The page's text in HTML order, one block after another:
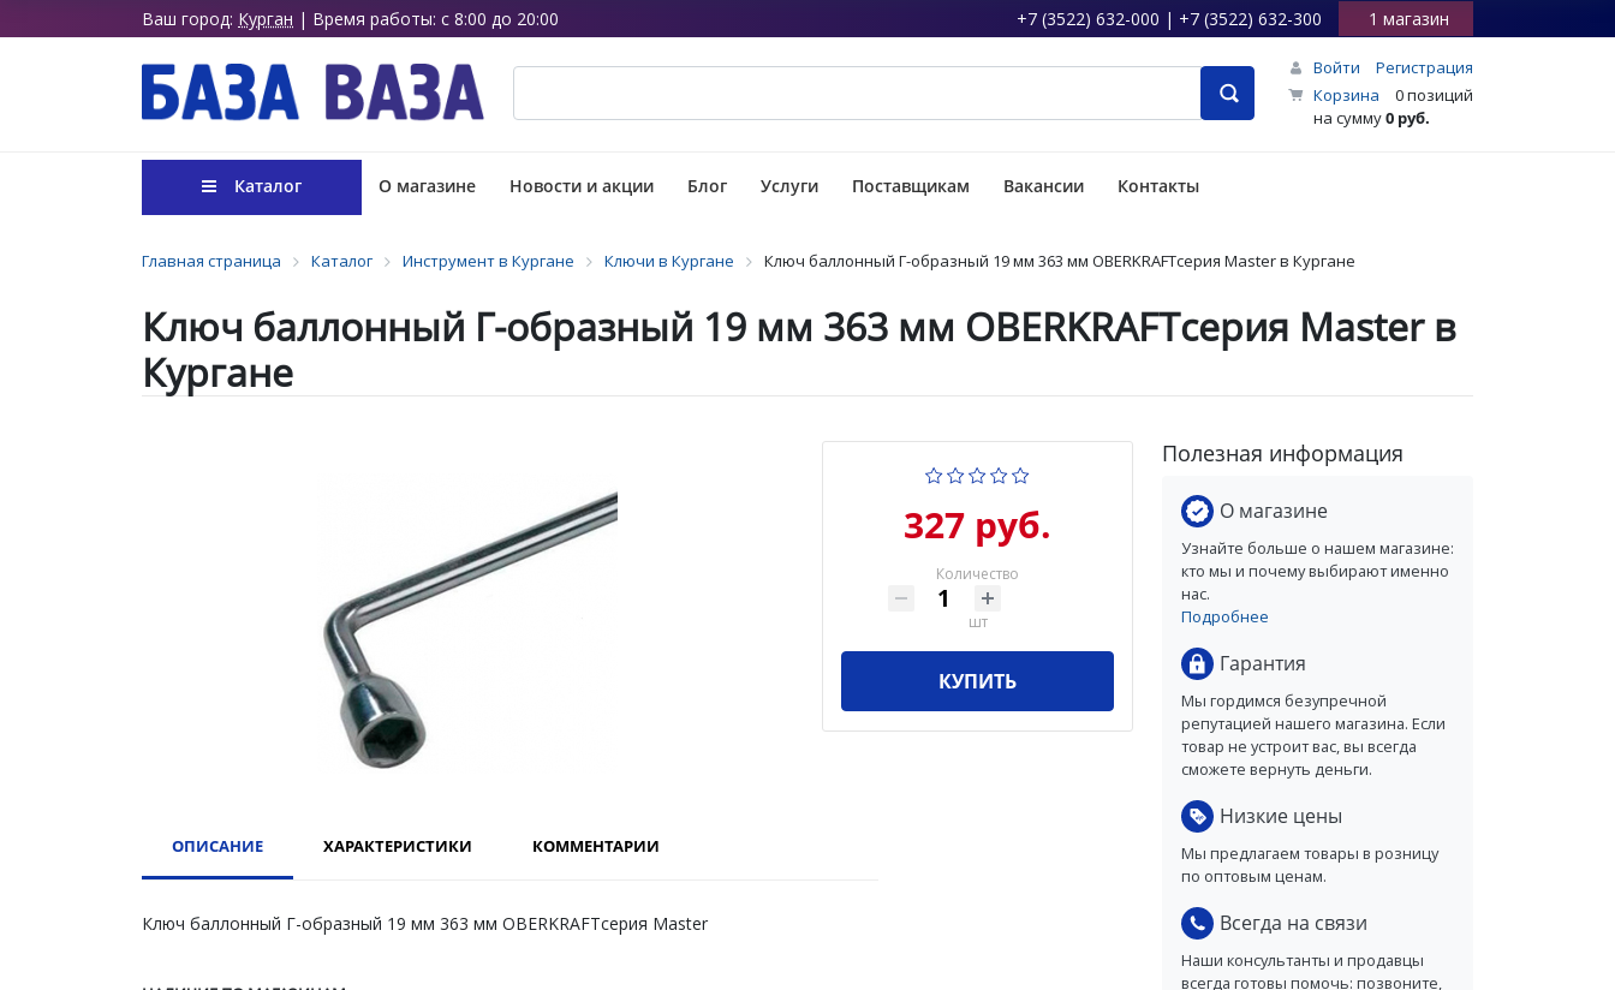
Ваш город: Курган | Время работы: с 8:00 до 20:00 +7 (3522) 632-000 | +7 (3522) 632-300 1 магазин
Войти
Регистрация
Корзина
0 позиций
на сумму0 руб.
Каталог О магазине Новости и акции Блог Услуги Поставщикам Вакансии Контакты
Главная страница Каталог Инструмент в Кургане Ключи в Кургане Ключ баллонный Г-образный 19 мм 363 мм OBERKRAFTсерия Master в Кургане
Ключ баллонный Г-образный 19 мм 363 мм OBERKRAFTсерия Master в
Кургане
327 руб.
Количество
шт
КУПИТЬ
ОПИСАНИЕ ХАРАКТЕРИСТИКИ КОММЕНТАРИИ
Ключ баллонный Г-образный 19 мм 363 мм OBERKRAFTсерия Master
Полезная информация
О магазине
Узнайте больше о нашем магазине:
кто мы и почему выбирают именно
нас.
Подробнее
Гарантия
Мы гордимся безупречной
репутацией нашего магазина. Если
товар не устроит вас, вы всегда
сможете вернуть деньги.
Низкие цены
Мы предлагаем товары в розницу
по оптовым ценам.
Всегда на связи
Наши консультанты и продавцы
всегда готовы помочь: позвоните,